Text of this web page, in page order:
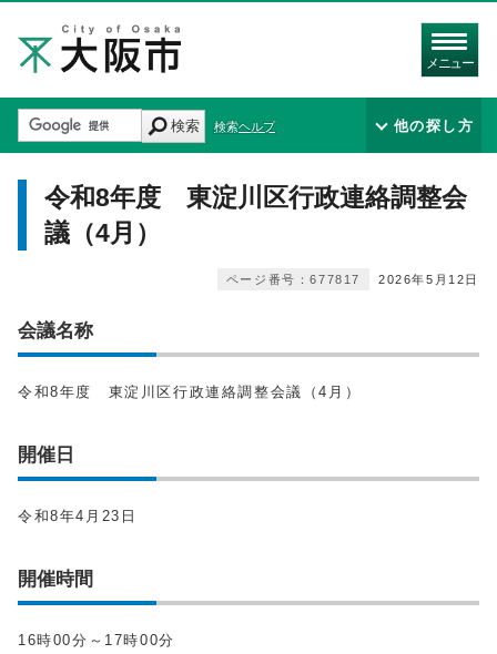
メニュー
検索 検索ヘルプ 他の探し方
令和8年度 東淀川区行政連絡調整会
議（4月）
2026年5月12日
ページ番号：677817
会議名称
令和8年度 東淀川区行政連絡調整会議（4月）
開催日
令和8年4月23日
開催時間
16時00分～17時00分